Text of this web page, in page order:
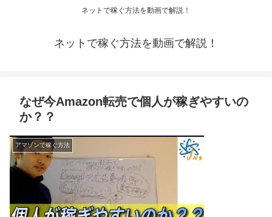
ネットで稼ぐ方法を動画で解説！
ネットで稼ぐ方法を動画で解説！
なぜ今Amazon転売で個人が稼ぎやすいの
か？？
アマゾンで稼ぐ方法